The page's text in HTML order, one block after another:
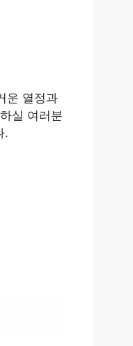
운 열정과
실 여러분
.